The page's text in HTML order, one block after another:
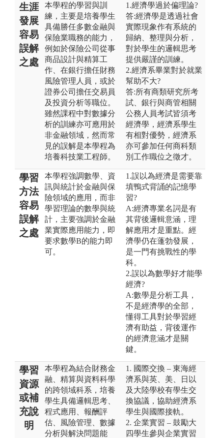
生涯
發展
容易
誤解
之處
本學程的學習與訓
練，主要是培養學生
具備勝任多數金融與
保險業職務的能力，
例如於保險公司從事
商品設計與精算工
作、在銀行擔任財務
風險管理人員，或於
證券公司擔任交易員
及投資分析等職位。
雖然課程中對數據分
析的訓練亦可應用於
非金融領域，然而常
見的誤解是本學程為
培養科技業工程師。
1.經濟學過於偏理論?
答:經濟學是透過社會
實際現象作有系統的
歸納、整理與分析，
對於學生的邏輯思考
提供嚴謹的訓練。
2.經濟系畢業對於就業
幫助不大?
答:所有商類研究所考
試、銀行與商管相關
公務人員考試皆須考
經濟學，經濟系學生
有相對優勢，經濟系
亦可參加任何商科類
別工作職位之徵才。
學習
方法
容易
誤解
之處
本學程強調數學、資
訊與統計於金融與保
險領域的應用，而非
學習理論的數學與統
計，主要強調於金融
業實際應用能力，即
要求數學B的能力即
可。
1.誤以為經濟是需要靠
填鴨式背誦的記憶學
習?
A:經濟專業名詞是有
其背後邏輯意涵，理
解應用才是重點。經
濟學仍在蓬勃發展，
是一門有挑戰性的學
科。
2.誤以為數學好才能學
經濟?
A:數學是分析工具，
不是經濟學的全部，
懂得工具對於學習經
濟有助益，背後運作
的經濟意涵才是關
鍵。
學習
資源
或補
充說
明
本學程為結合財務金
融、精算與資料科學
的跨領域科系，培養
學生具備邏輯思考、
程式應用、報酬評
估、風險管理、數據
分析與解決問題能
1. 國際交換 – 東海經
濟系與英、美、日以
及大陸學校有學生交
換協議，協助經濟系
學生與國際接軌。
2. 企業實習 – 鼓勵大
四學生參與企業實習